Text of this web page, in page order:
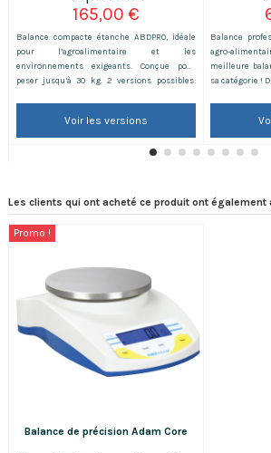
165,00 €
Balance compacte étanche ABDPRO, idéale
pour l’agroalimentaire et les
environnements exigeants. Conçue pour
peser jusqu’à 30 kg. 2 versions possibles:
mm et protection IP68 garantissant
robustesse et hygiène. Fonctionnement avec
cordon d'alimentation intégré à la...
Voir les versions
Balance
agro-
meilleure
sa catégorie !
métrologique.
Les clients qui ont acheté ce produit ont également
Promo !
Balance de précision Adam Core